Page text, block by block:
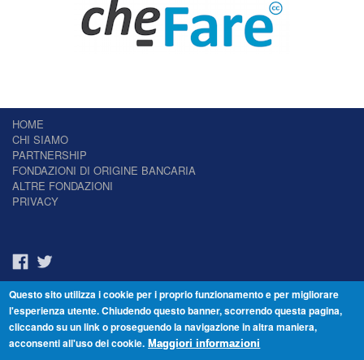
HOME
CHI SIAMO
PARTNERSHIP
FONDAZIONI DI ORIGINE BANCARIA
ALTRE FONDAZIONI
PRIVACY
Il Giornale delle Fondazioni - Periodico telematico
Reg. Tribunale n.7 del 22/07/2014 – ISSN 2421-2466
© Fondazione Venezia 2000 - Dorsoduro 3488/U - 30123 Venezia - Italia -
Questo sito utilizza i cookie per i proprio funzionamento e per migliorare
l'esperienza utente. Chiudendo questo banner, scorrendo questa pagina,
cliccando su un link o proseguendo la navigazione in altra maniera,
acconsenti all'uso dei cookie. Maggiori informazioni